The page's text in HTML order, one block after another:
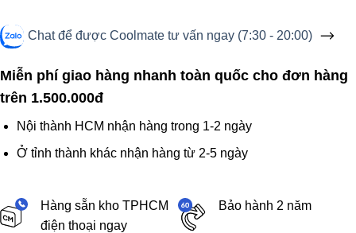
Chat để được Coolmate tư vấn ngay (7:30 - 20:00)
Miễn phí giao hàng nhanh toàn quốc cho đơn hàng
trên 1.500.000đ
Nội thành HCM nhận hàng trong 1-2 ngày
Ở tỉnh thành khác nhận hàng từ 2-5 ngày
Hàng sẵn kho TPHCM
điện thoại ngay
Bảo hành 2 năm